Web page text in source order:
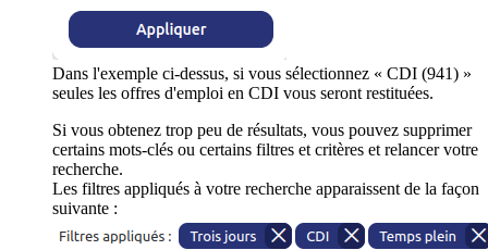
Dans l'exemple ci-dessus, si vous sélectionnez « CDI (941) »
seules les offres d'emploi en CDI vous seront restituées.
Si vous obtenez trop peu de résultats, vous pouvez supprimer
certains mots-clés ou certains filtres et critères et relancer votre
recherche.
Les filtres appliqués à votre recherche apparaissent de la façon
suivante :